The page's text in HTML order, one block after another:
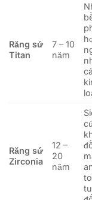
Răng sứ
Titan
7 – 10
năm
Răng sứ
Zirconia
12 –
20
năm